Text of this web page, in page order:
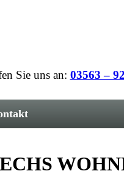
Sie uns an: 03563 –